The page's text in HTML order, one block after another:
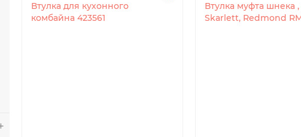
Втулка для кухонного
комбайна 423561
Втулка муфта шнека
Skarlett, Redmond